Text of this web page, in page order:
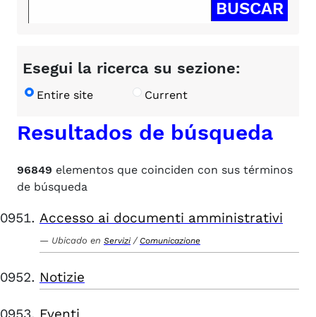
Esegui la ricerca su sezione:
Entire site Current
Resultados de búsqueda
96849 elementos que coinciden con sus términos
de búsqueda
Accesso ai documenti amministrativi
Ubicado en Servizi / Comunicazione
Notizie